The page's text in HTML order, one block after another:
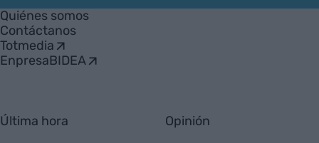
Empresa
Quiénes somos
Contáctanos
Totmedia
EnpresaBIDEA
Última hora Opinión